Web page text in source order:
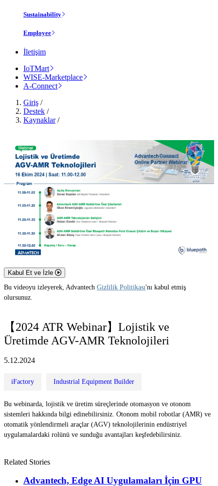
Sustainability
Employee
İletişim
IoTMart
WISE-Marketplace
A-Connect
Giriş /
Destek /
Kaynaklar/
Kabul Et ve İzle
Bu videoyu izleyerek, Advantech Gizlilik Politikası'nı kabul etmiş
olursunuz.
【2024 ATR Webinar】Lojistik ve
Üretimde AGV-AMR Teknolojileri
5.12.2024
iFactory Industrial Equipment Builder
Bu webinarda, lojistik ve üretim süreçlerinde otomasyon ve otonom
sistemleri hakkında bilgi edinebilirsiniz. Otonom mobil robotlar (AMR) ve
otomatik yönlendirmeli araçlar (AGV) teknolojilerinin endüstriyel
uygulamalardaki rolünü ve sunduğu avantajları keşfedebilirsiniz.
Related Stories
Advantech, Edge AI Uygulamaları İçin GPU